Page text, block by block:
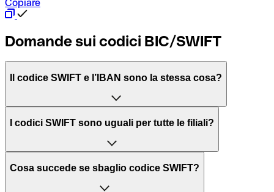
Copiare
Domande sui codici BIC/SWIFT
Il codice SWIFT e l’IBAN sono la stessa cosa?
L'acronimo SWIFT sta per “Society for Worldwide
per l’elaborazione dei pagamenti tra diversi Paesi.
Il BIC, invece, sta per “Bank Identifier Code” ed è una
I codici SWIFT sono uguali per tutte le filiali?
Dipende dalle banche. In alcuni casi le banche utilizzano
Cosa succede se sbaglio codice SWIFT?